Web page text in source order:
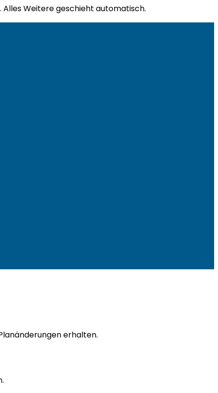
Alles Weitere geschieht automatisch.
erhalten.